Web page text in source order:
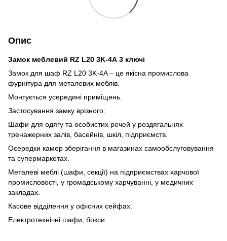
Опис
Замок меблевий RZ L20 3K-4А 3 ключі
Замок для шаф RZ L20 3K-4A – це якісна промислова
фурнітура для металевих меблів.
Монтується усередині приміщень.
Застосування замку врізного:
Шафи для одягу та особистих речей у роздягальнях
тренажерних залів, басейнів, шкіл, підприємств.
Осередки камер зберігання в магазинах самообслуговування
та супермаркетах.
Металеві меблі (шафи, секції) на підприємствах харчової
промисловості, у громадському харчуванні, у медичних
закладах.
Касове відділення у офісних сейфах.
Електротехнічні шафи, бокси